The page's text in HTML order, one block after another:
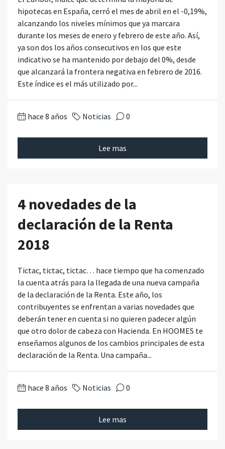
hipotecas en España, cerró el mes de abril en el -0,19%,
alcanzando los niveles mínimos que ya marcara
durante los meses de enero y febrero de este año. Así,
ya son dos los años consecutivos en los que este
indicativo se ha mantenido por debajo del 0%, desde
que alcanzará la frontera negativa en febrero de 2016.
Este índice es el más utilizado por...
hace 8 años Noticias 0
Lee mas
4 novedades de la
declaración de la Renta
2018
Tictac, tictac, tictac… hace tiempo que ha comenzado
la cuenta atrás para la llegada de una nueva campaña
de la declaración de la Renta. Este año, los
contribuyentes se enfrentan a varias novedades que
deberán tener en cuenta si no quieren padecer algún
que otro dolor de cabeza con Hacienda. En HOOMES te
enseñamos algunos de los cambios principales de esta
declaración de la Renta. Una campaña...
hace 8 años Noticias 0
Lee mas